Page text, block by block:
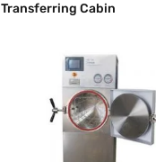
Transferring Cabin